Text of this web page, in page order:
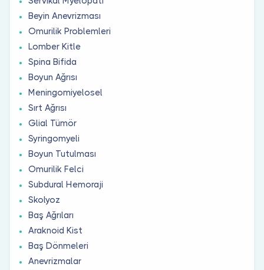
Beyin Anevrizması
Omurilik Problemleri
Lomber Kitle
Spina Bifida
Boyun Ağrısı
Meningomiyelosel
Sırt Ağrısı
Glial Tümör
Syringomyeli
Boyun Tutulması
Omurilik Felci
Subdural Hemoraji
Skolyoz
Baş Ağrıları
Araknoid Kist
Baş Dönmeleri
Anevrizmalar